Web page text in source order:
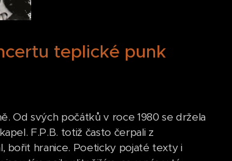
teplické punk
Od svých počátků v roce 1980 se držela
F.P.B. totiž často čerpali z
bořit hranice. Poeticky pojaté texty i